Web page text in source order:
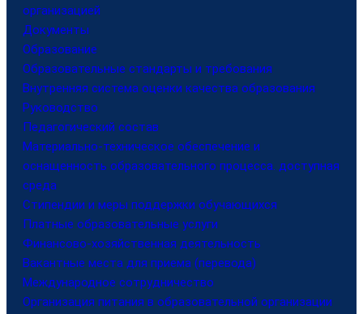
организацией
Документы
Образование
Образовательные стандарты и требования
Внутренняя система оценки качества образования
Руководство
Педагогический состав
Материально-техническое обеспечение и
оснащенность образовательного процесса. доступная
среда
Стипендии и меры поддержки обучающихся
Платные образовательные услуги
Финансово-хозяйственная деятельность
Вакантные места для приема (перевода)
Международное сотрудничество
Организация питания в образовательной организации